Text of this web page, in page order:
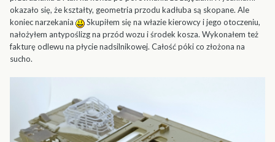
okazało się, że kształty, geometria przodu kadłuba są skopane. Ale
koniec narzekania
Skupiłem się na włazie kierowcy i jego otoczeniu,
nałożyłem antypoślizg na przód wozu i środek kosza. Wykonałem też
fakturę odlewu na płycie nadsilnikowej. Całość póki co złożona na
sucho.